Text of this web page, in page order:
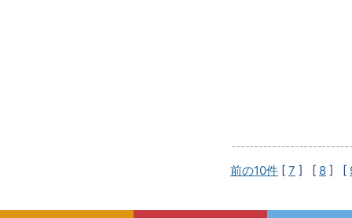
前の10件 [ 7 ] [ 8 ] [